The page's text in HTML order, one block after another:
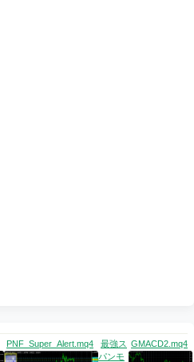
PNF_Super_Alert.mq4
最強ス
パンモ
GMACD2.mq4